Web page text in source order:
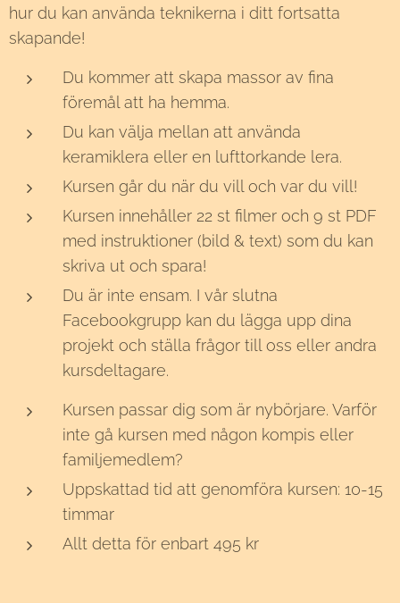
hur du kan använda teknikerna i ditt fortsatta
skapande!
Du kommer att skapa massor av fina
föremål att ha hemma.
Du kan välja mellan att använda
keramiklera eller en lufttorkande lera.
Kursen går du när du vill och var du vill!
Kursen innehåller 22 st filmer och 9 st PDF
med instruktioner (bild & text) som du kan
skriva ut och spara!
Du är inte ensam. I vår slutna
Facebookgrupp kan du lägga upp dina
projekt och ställa frågor till oss eller andra
kursdeltagare.
Kursen passar dig som är nybörjare. Varför
inte gå kursen med någon kompis eller
familjemedlem?
Uppskattad tid att genomföra kursen: 10-15
timmar
Allt detta för enbart 495 kr